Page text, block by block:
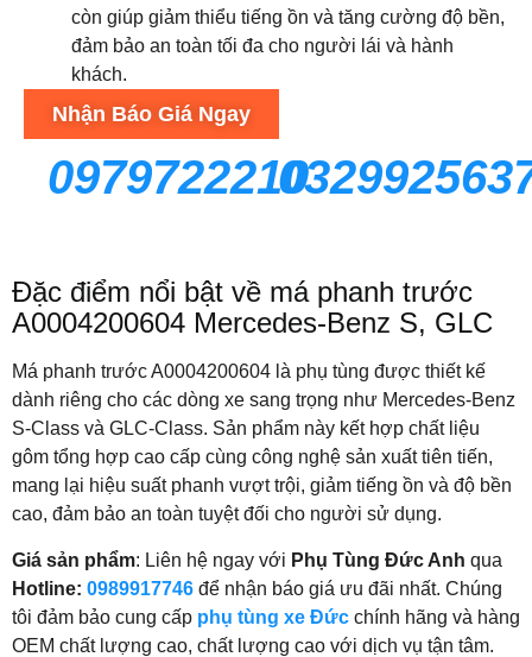
còn giúp giảm thiểu tiếng ồn và tăng cường độ bền,
đảm bảo an toàn tối đa cho người lái và hành
khách.
Nhận Báo Giá Ngay
0979722210
Đặc điểm nổi bật về má phanh trước
A0004200604 Mercedes-Benz S, GLC
Má phanh trước A0004200604 là phụ tùng được thiết kế
dành riêng cho các dòng xe sang trọng như Mercedes-Benz
S-Class và GLC-Class. Sản phẩm này kết hợp chất liệu
gôm tổng hợp cao cấp cùng công nghệ sản xuất tiên tiến,
mang lại hiệu suất phanh vượt trội, giảm tiếng ồn và độ bền
cao, đảm bảo an toàn tuyệt đối cho người sử dụng.
Giá sản phẩm: Liên hệ ngay với Phụ Tùng Đức Anh qua
Hotline: 0989917746 để nhận báo giá ưu đãi nhất. Chúng
tôi đảm bảo cung cấp phụ tùng xe Đức chính hãng và hàng
OEM chất lượng cao, chất lượng cao với dịch vụ tận tâm.